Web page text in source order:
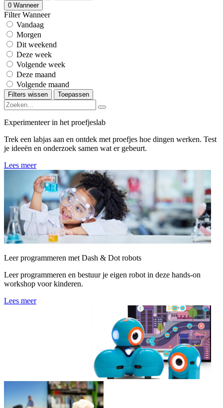
0 Wanneer
Filter Wanneer
Vandaag
Morgen
Dit weekend
Deze week
Volgende week
Deze maand
Volgende maand
Filters wissen Toepassen
Experimenteer in het proefjeslab
Trek een labjas aan en ontdek met proefjes hoe dingen werken. Test
je ideeën en onderzoek samen wat er gebeurt.
Lees meer
Leer programmeren met Dash & Dot robots
Leer programmeren en bestuur je eigen robot in deze hands-on
workshop voor kinderen.
Lees meer